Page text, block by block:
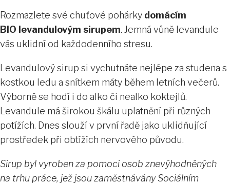
Rozmazlete své chuťové pohárky domácím
BIO levandulovým sirupem. Jemná vůně levandule
vás uklidní od každodenního stresu.
Levandulový sirup si vychutnáte nejlépe za studena s
kostkou ledu a snítkem máty během letních večerů.
Výborně se hodí i do alko či nealko koktejlů.
Levandule má širokou škálu uplatnění při různých
potížích. Dnes slouží v první řadě jako uklidňující
prostředek při obtížích nervového původu.
Sirup byl vyroben za pomoci osob znevýhodněných
na trhu práce, jež jsou zaměstnávány Sociálním